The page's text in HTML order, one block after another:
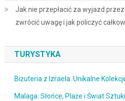
Jak nie przepłacić za wyjazd
zwrócić uwagę i jak policzyć
TURYSTYKA
Biżuteria z Izraela: Unikalne
Malaga: Słońce, Plaże i Świat Sztuki